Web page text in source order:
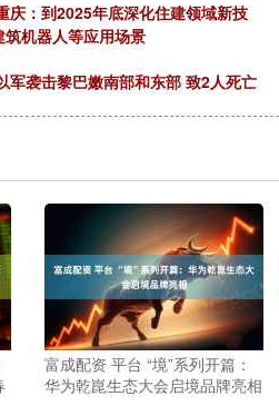
庆：到2025年底深化住建领域新技
机器人等应用场景
军袭击黎巴嫩南部和东部 致2人死亡
富成配资 平台 “境”系列开篇：
华为乾崑生态大会启境品牌亮相